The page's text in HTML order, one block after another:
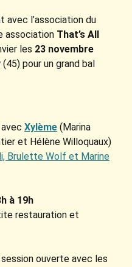
avec l’association du
association That’s All
les 23 novembre
(45) pour un grand bal
avec Xylème (Marina
et Hélène Willoquaux)
Brulette Wolf et Marine
à 19h
restauration et
ouverte avec les